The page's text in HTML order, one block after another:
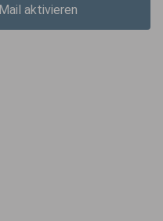
aktivieren